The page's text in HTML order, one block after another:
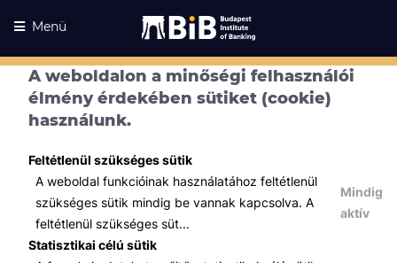
A weboldalon a minőségi felhasználói
élmény érdekében sütiket (cookie)
használunk.
Feltétlenül szükséges sütik
A weboldal funkcióinak használatához feltétlenül
szükséges sütik mindig be vannak kapcsolva. A
feltétlenül szükséges süt...
Mindig
aktív
Statisztikai célú sütik
Menü
Kurzusaink Kurzusaink
Minden témában
Összes